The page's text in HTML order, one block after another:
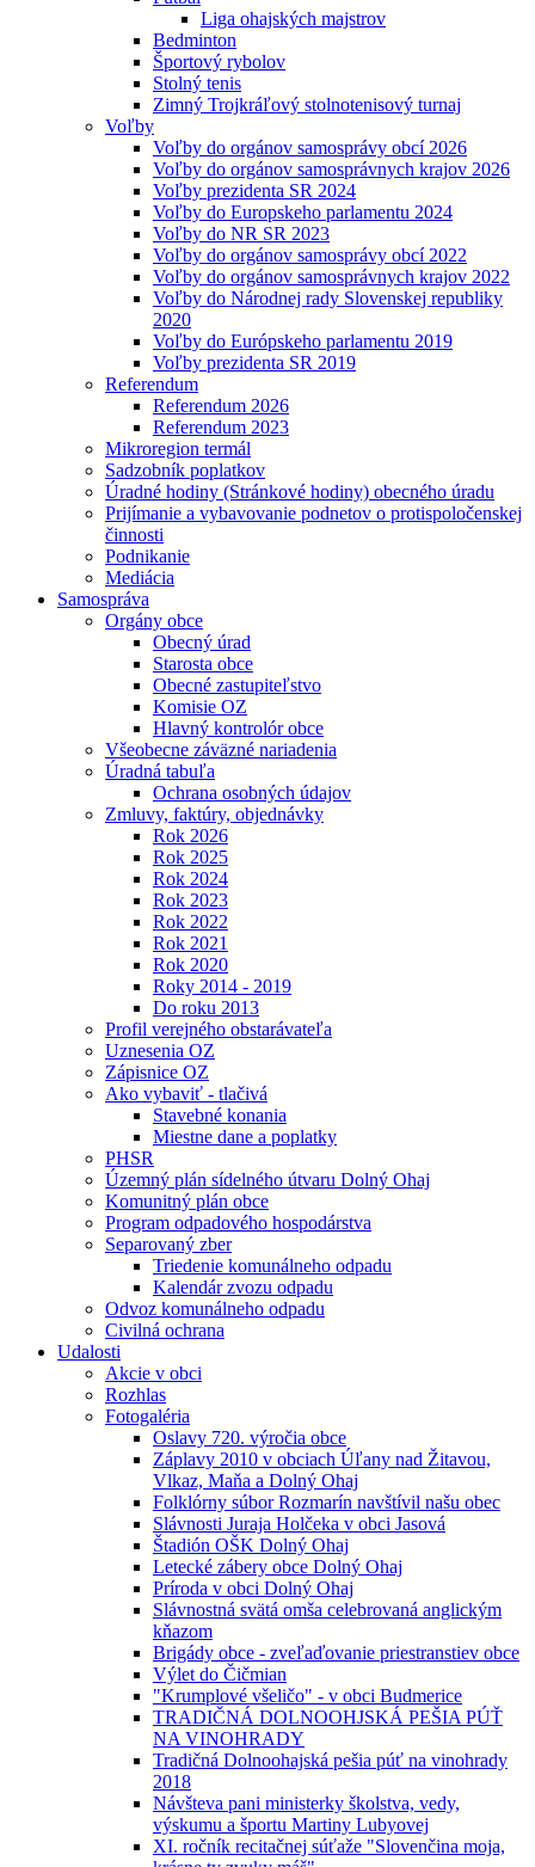
Liga ohajských majstrov
Bedminton
Športový rybolov
Stolný tenis
Zimný Trojkráľový stolnotenisový turnaj
Voľby
Voľby do orgánov samosprávy obcí 2026
Voľby do orgánov samosprávnych krajov 2026
Voľby prezidenta SR 2024
Voľby do Europskeho parlamentu 2024
Voľby do NR SR 2023
Voľby do orgánov samosprávy obcí 2022
Voľby do orgánov samosprávnych krajov 2022
Voľby do Národnej rady Slovenskej republiky
2020
Voľby do Európskeho parlamentu 2019
Voľby prezidenta SR 2019
Referendum
Referendum 2026
Referendum 2023
Mikroregion termál
Sadzobník poplatkov
Úradné hodiny (Stránkové hodiny) obecného úradu
Prijímanie a vybavovanie podnetov o protispoločenskej
činnosti
Podnikanie
Mediácia
Samospráva
Orgány obce
Obecný úrad
Starosta obce
Obecné zastupiteľstvo
Komisie OZ
Hlavný kontrolór obce
Všeobecne záväzné nariadenia
Úradná tabuľa
Ochrana osobných údajov
Zmluvy, faktúry, objednávky
Rok 2026
Rok 2025
Rok 2024
Rok 2023
Rok 2022
Rok 2021
Rok 2020
Roky 2014 - 2019
Do roku 2013
Profil verejného obstarávateľa
Uznesenia OZ
Zápisnice OZ
Ako vybaviť - tlačivá
Stavebné konania
Miestne dane a poplatky
PHSR
Územný plán sídelného útvaru Dolný Ohaj
Komunitný plán obce
Program odpadového hospodárstva
Separovaný zber
Triedenie komunálneho odpadu
Kalendár zvozu odpadu
Odvoz komunálneho odpadu
Civilná ochrana
Udalosti
Akcie v obci
Rozhlas
Fotogaléria
Oslavy 720. výročia obce
Záplavy 2010 v obciach Úľany nad Žitavou,
Vlkaz, Maňa a Dolný Ohaj
Folklórny súbor Rozmarín navštívil našu obec
Slávnosti Juraja Holčeka v obci Jasová
Štadión OŠK Dolný Ohaj
Letecké zábery obce Dolný Ohaj
Príroda v obci Dolný Ohaj
Slávnostná svätá omša celebrovaná anglickým
kňazom
Brigády obce - zveľaďovanie priestranstiev obce
Výlet do Čičmian
"Krumplové všeličo" - v obci Budmerice
TRADIČNÁ DOLNOOHJSKÁ PEŠIA PÚŤ
NA VINOHRADY
Tradičná Dolnoohajská pešia púť na vinohrady
2018
Návšteva pani ministerky školstva, vedy,
výskumu a športu Martiny Lubyovej
XI. ročník recitačnej súťaže "Slovenčina moja,